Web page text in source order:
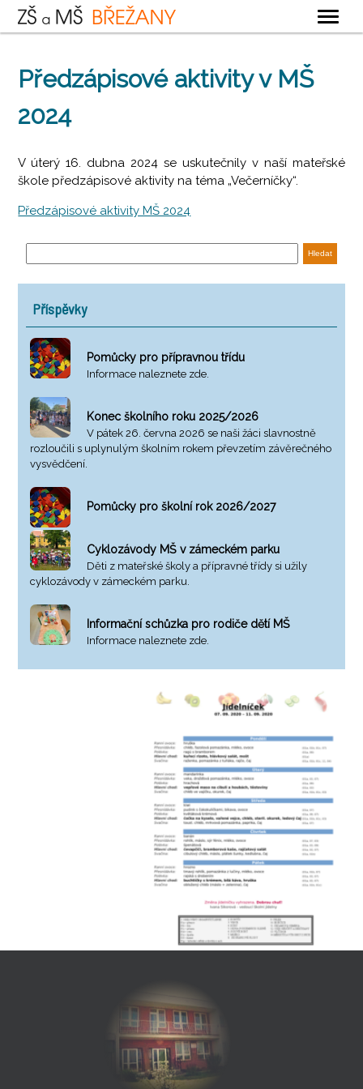
ZÁKLADNÍ ŠKOLA
ŠKOLNÍ JÍDELNA
KONTAKTY
Předzápisové aktivity v MŠ
2024
V úterý 16. dubna 2024 se uskutečnily v naší mateřské
škole předzápisové aktivity na téma „Večerníčky“.
Předzápisové aktivity MŠ 2024
Příspěvky
Pomůcky pro přípravnou třídu
Informace naleznete zde.
Konec školního roku 2025/2026
V pátek 26. června 2026 se naši žáci slavnostně
rozloučili s uplynulým školním rokem převzetím závěrečného
vysvědčení.
Pomůcky pro školní rok 2026/2027
Cyklozávody MŠ v zámeckém parku
Děti z mateřské školy a přípravné třídy si užily
cyklozávody v zámeckém parku.
Informační schůzka pro rodiče dětí MŠ
Informace naleznete zde.